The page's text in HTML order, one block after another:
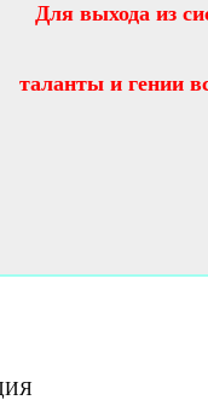
Для выхода из
таланты и гении